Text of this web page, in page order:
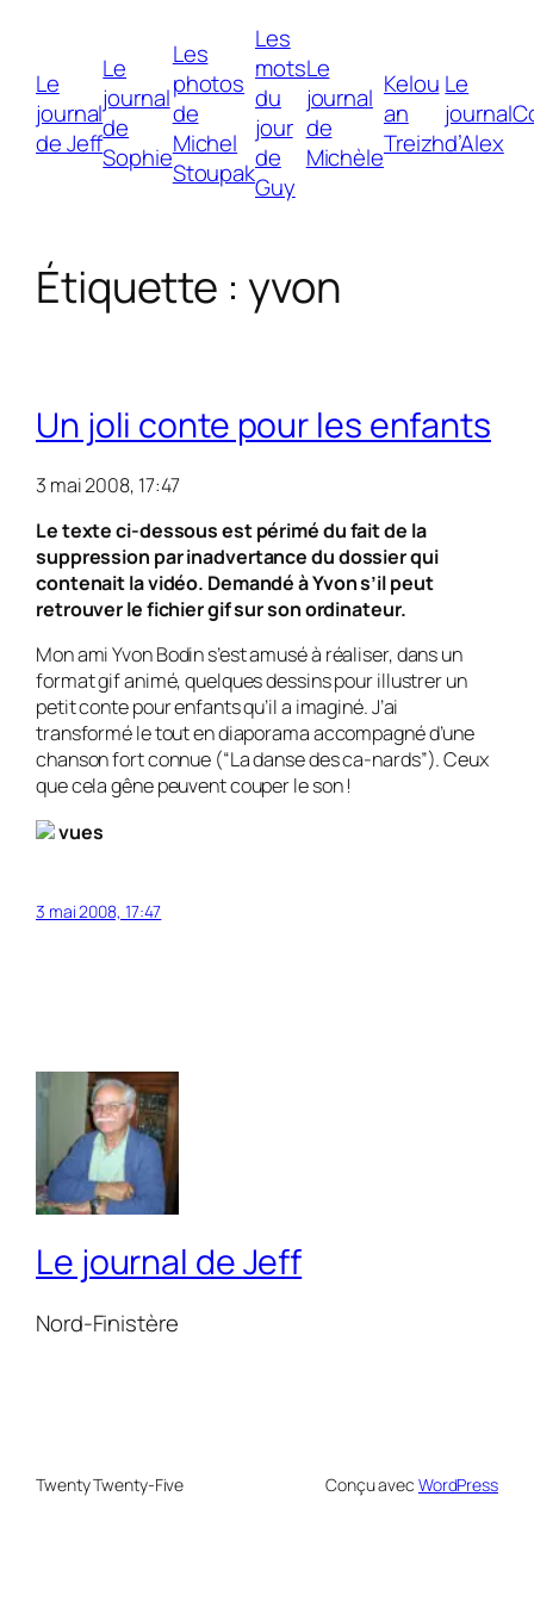
Le
journal
de Jeff
Le
journal
de
Sophie
Les
photos
de
Michel
Stoupak
Les
mots
du
jour
de
Guy
Le
journal
de
Michèle
Kelou
an
Treizh
Le
journal
d’Alex
Étiquette : yvon
Un joli conte pour les enfants
3 mai 2008, 17:47
Le texte ci-dessous est périmé du fait de la
suppression par inadvertance du dossier qui
contenait la vidéo. Demandé à Yvon s’il peut
retrouver le fichier gif sur son ordinateur.
Mon ami Yvon Bodin s’est amusé à réaliser, dans un
format gif animé, quelques dessins pour illustrer un
petit conte pour enfants qu’il a imaginé. J’ai
transformé le tout en diaporama accompagné d’une
chanson fort connue (“La danse des ca-nards”). Ceux
que cela gêne peuvent couper le son !
vues
3 mai 2008, 17:47
Le journal de Jeff
Nord-Finistère
Twenty Twenty-Five Conçu avec WordPress